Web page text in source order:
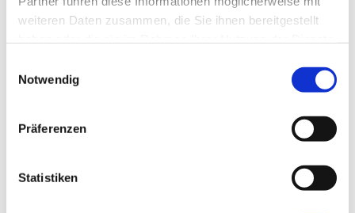
weiteren Daten zusammen, die Sie ihnen bereitgestellt
Notwendig
Präferenzen
Statistiken
Historie
Partner
Podcast Factory Rock